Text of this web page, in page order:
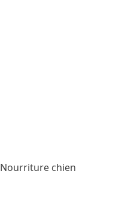
Nourriture chien